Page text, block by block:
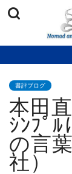
書評ブログ
本田
ｼﾝﾌﾟ
の言
社）